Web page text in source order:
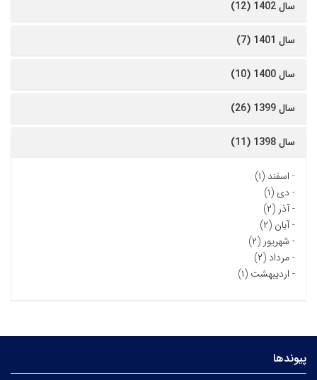
سال 1402 (12)
سال 1401 (7)
سال 1400 (10)
سال 1399 (26)
سال 1398 (11)
- اسفند (۱)
- دی (۱)
-آذر (۲)
-آبان (۲)
- شهریور (۲)
-مرداد (۲)
- اردیبهشت (۱)
پیوندها